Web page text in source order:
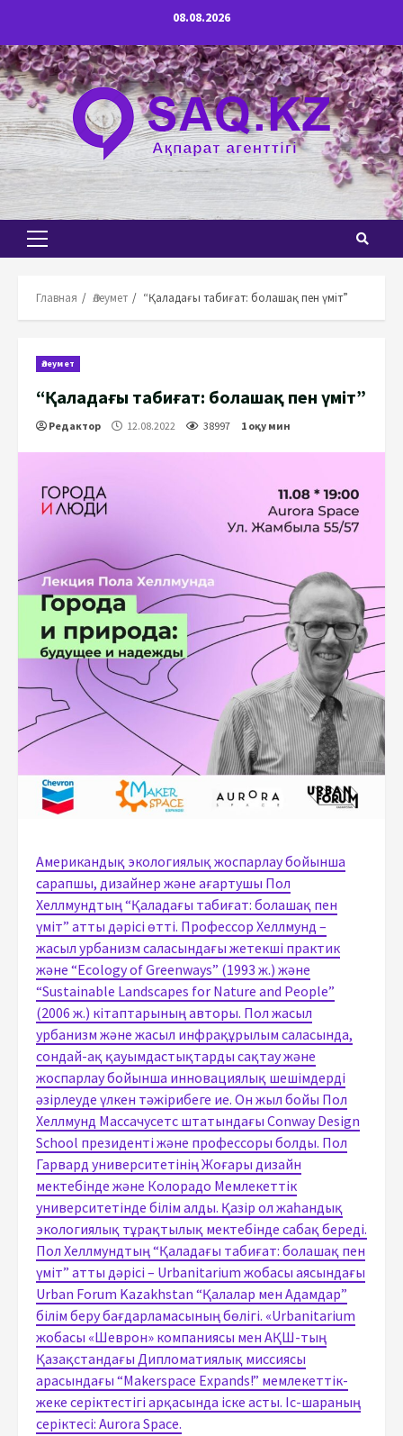
содержимому
08.08.2026
Основное
Главная Әлеумет “Қаладағы табиғат: болашақ пен үміт”
Әлеумет
“Қаладағы табиғат: болашақ пен үміт”
Редактор 12.08.2022 38997 1 оқу мин
Американдық экологиялық жоспарлау бойынша
сарапшы, дизайнер және ағартушы Пол
Хеллмундтың “Қаладағы табиғат: болашақ пен
үміт” атты дәрісі өтті. Профессор Хеллмунд –
жасыл урбанизм саласындағы жетекші практик
және “Ecology of Greenways” (1993 ж.) және
“Sustainable Landscapes for Nature and People”
(2006 ж.) кітаптарының авторы. Пол жасыл
урбанизм және жасыл инфрақұрылым саласында,
сондай-ақ қауымдастықтарды сақтау және
жоспарлау бойынша инновациялық шешімдерді
әзірлеуде үлкен тәжірибеге ие. Он жыл бойы Пол
Хеллмунд Массачусетс штатындағы Conway Design
School президенті және профессоры болды. Пол
Гарвард университетінің Жоғары дизайн
мектебінде және Колорадо Мемлекеттік
университетінде білім алды. Қазір ол жаһандық
экологиялық тұрақтылық мектебінде сабақ береді.
Пол Хеллмундтың “Қаладағы табиғат: болашақ пен
үміт” атты дәрісі – Urbanitarium жобасы аясындағы
Urban Forum Kazakhstan “Қалалар мен Адамдар”
білім беру бағдарламасының бөлігі. «Urbanitarium
жобасы «Шеврон» компаниясы мен АҚШ-тың
Қазақстандағы Дипломатиялық миссиясы
арасындағы “Makerspace Expands!” мемлекеттік-
жеке серіктестігі арқасында іске асты. Іс-шараның
серіктесі: Aurora Space.